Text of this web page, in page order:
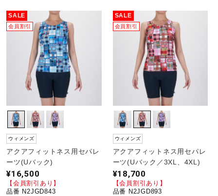
SALE
会員割引
ウィメンズ
アクアフィットネス用セパレ
ーツ(Uバック)
¥16,500
【会員割引あり】
品番 N2JGD843
SALE
会員割引
ウィメンズ
アクアフィットネス用セパレ
ーツ(Uバック／3XL、4XL)
¥18,700
【会員割引あり】
品番 N2JGD893